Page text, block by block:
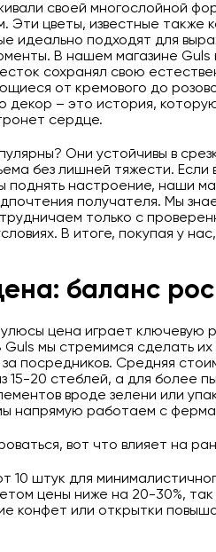
своей многослойной
цветы, известные также
идеально подходят для
В нашем магазине
сохранял свою
от кремового до
декор – это история,
сердце.
Они устойчивы в
без лишней тяжести.
поднять настроение, наши
получателя. Мы
только с
В итоге, покупая у
баланс
цена играет ключевую
мы стремимся сделать
посредников. Средняя
15-20 стеблей, а для более
вроде зелени или
напрямую работаем с
вот что влияет на
10 штук для
цены ниже на 20-30%, так
конфет или открытки